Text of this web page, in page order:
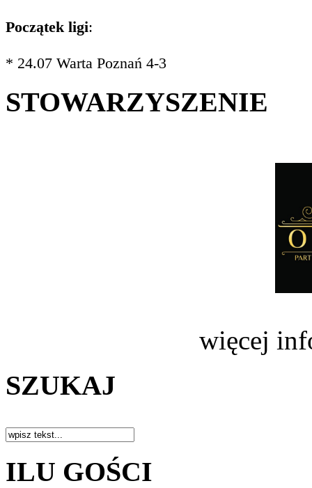
Początek ligi:
* 24.07 Warta Poznań 4-3
STOWARZYSZENIE
więcej
SZUKAJ
ILU GOŚCI